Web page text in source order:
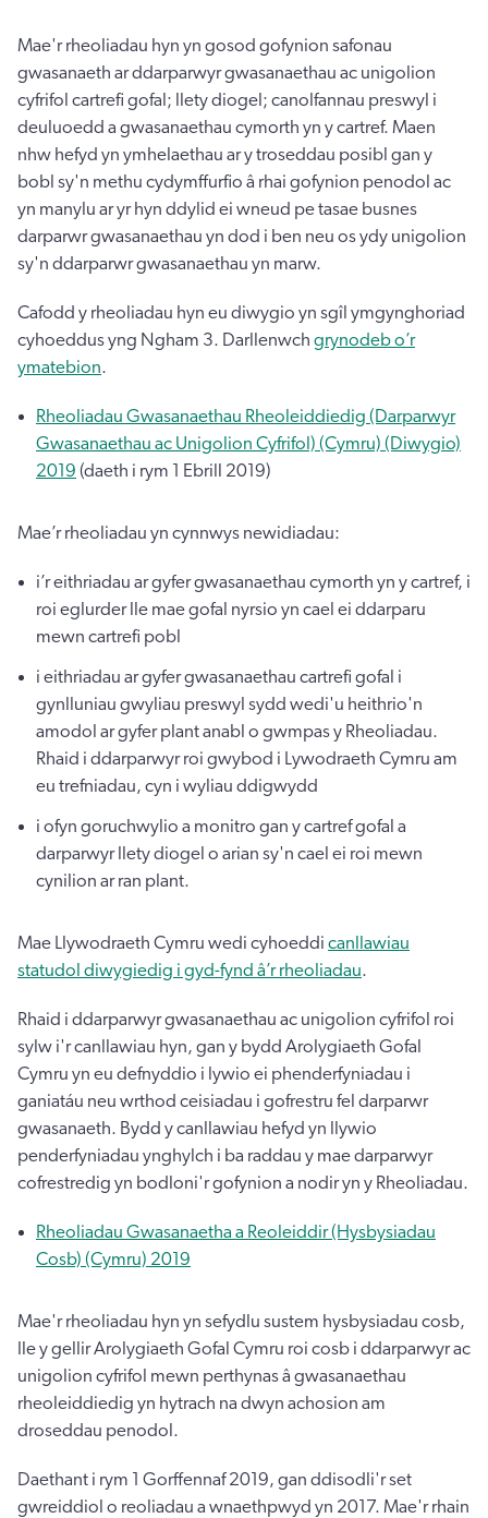
Mae'r rheoliadau hyn yn gosod gofynion safonau
gwasanaeth ar ddarparwyr gwasanaethau ac unigolion
cyfrifol cartrefi gofal; llety diogel; canolfannau preswyl i
deuluoedd a gwasanaethau cymorth yn y cartref. Maen
nhw hefyd yn ymhelaethau ar y troseddau posibl gan y
bobl sy'n methu cydymffurfio â rhai gofynion penodol ac
yn manylu ar yr hyn ddylid ei wneud pe tasae busnes
darparwr gwasanaethau yn dod i ben neu os ydy unigolion
sy'n ddarparwr gwasanaethau yn marw.
Cafodd y rheoliadau hyn eu diwygio yn sgîl ymgynghoriad
cyhoeddus yng Ngham 3. Darllenwch grynodeb o’r
ymatebion.
Rheoliadau Gwasanaethau Rheoleiddiedig (Darparwyr
Gwasanaethau ac Unigolion Cyfrifol) (Cymru) (Diwygio)
2019 (daeth i rym 1 Ebrill 2019)
Mae’r rheoliadau yn cynnwys newidiadau:
i’r eithriadau ar gyfer gwasanaethau cymorth yn y cartref, i
roi eglurder lle mae gofal nyrsio yn cael ei ddarparu
mewn cartrefi pobl
i eithriadau ar gyfer gwasanaethau cartrefi gofal i
gynlluniau gwyliau preswyl sydd wedi'u heithrio'n
amodol ar gyfer plant anabl o gwmpas y Rheoliadau.
Rhaid i ddarparwyr roi gwybod i Lywodraeth Cymru am
eu trefniadau, cyn i wyliau ddigwydd
i ofyn goruchwylio a monitro gan y cartref gofal a
darparwyr llety diogel o arian sy'n cael ei roi mewn
cynilion ar ran plant.
Mae Llywodraeth Cymru wedi cyhoeddi canllawiau
statudol diwygiedig i gyd-fynd â’r rheoliadau.
Rhaid i ddarparwyr gwasanaethau ac unigolion cyfrifol roi
sylw i'r canllawiau hyn, gan y bydd Arolygiaeth Gofal
Cymru yn eu defnyddio i lywio ei phenderfyniadau i
ganiatáu neu wrthod ceisiadau i gofrestru fel darparwr
gwasanaeth. Bydd y canllawiau hefyd yn llywio
penderfyniadau ynghylch i ba raddau y mae darparwyr
cofrestredig yn bodloni'r gofynion a nodir yn y Rheoliadau.
Rheoliadau Gwasanaetha a Reoleiddir (Hysbysiadau
Cosb) (Cymru) 2019
Mae'r rheoliadau hyn yn sefydlu sustem hysbysiadau cosb,
lle y gellir Arolygiaeth Gofal Cymru roi cosb i ddarparwyr ac
unigolion cyfrifol mewn perthynas â gwasanaethau
rheoleiddiedig yn hytrach na dwyn achosion am
droseddau penodol.
Daethant i rym 1 Gorffennaf 2019, gan ddisodli'r set
gwreiddiol o reoliadau a wnaethpwyd yn 2017. Mae'r rhain